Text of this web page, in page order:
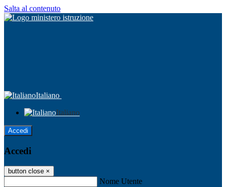
Salta al contenuto
Italiano
Italiano
Accedi
Accedi
button close ×
Nome Utente